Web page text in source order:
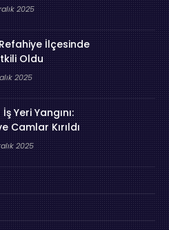
2025
Refahiye İlçesinde
Oldu
2025
Yeri Yangını:
Camlar Kırıldı
2025